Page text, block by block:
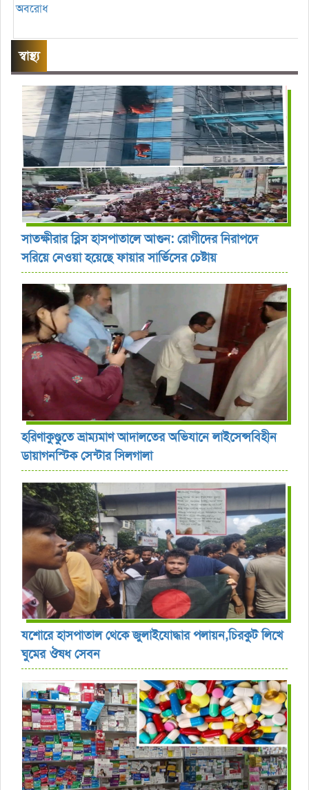
অবরোধ
স্বাস্থ্য
সাতক্ষীরার ব্লিস হাসপাতালে আগুন: রোগীদের নিরাপদে
সরিয়ে নেওয়া হয়েছে ফায়ার সার্ভিসের চেষ্টায়
হরিণাকুণ্ডুতে ভ্রাম্যমাণ আদালতের অভিযানে লাইসেন্সবিহীন
ডায়াগনস্টিক সেন্টার সিলগালা
যশোরে হাসপাতাল থেকে জুলাইযোদ্ধার পলায়ন,চিরকুট লিখে
ঘুমের ঔষধ সেবন